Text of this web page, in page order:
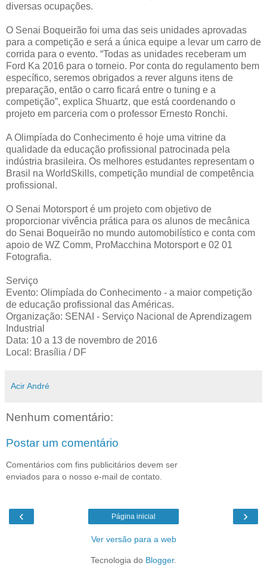
diversas ocupações.
O Senai Boqueirão foi uma das seis unidades aprovadas
para a competição e será a única equipe a levar um carro de
corrida para o evento. “Todas as unidades receberam um
Ford Ka 2016 para o torneio. Por conta do regulamento bem
específico, seremos obrigados a rever alguns itens de
preparação, então o carro ficará entre o tuning e a
competição”, explica Shuartz, que está coordenando o
projeto em parceria com o professor Ernesto Ronchi.
A Olimpíada do Conhecimento é hoje uma vitrine da
qualidade da educação profissional patrocinada pela
indústria brasileira. Os melhores estudantes representam o
Brasil na WorldSkills, competição mundial de competência
profissional.
O Senai Motorsport é um projeto com objetivo de
proporcionar vivência prática para os alunos de mecânica
do Senai Boqueirão no mundo automobilístico e conta com
apoio de WZ Comm, ProMacchina Motorsport e 02 01
Fotografia.
Serviço
Evento: Olimpíada do Conhecimento - a maior competição
de educação profissional das Américas.
Organização: SENAI - Serviço Nacional de Aprendizagem
Industrial
Data: 10 a 13 de novembro de 2016
Local: Brasília / DF
Acir André
Nenhum comentário:
Postar um comentário
Comentários com fins publicitários devem ser
enviados para o nosso e-mail de contato.
‹ ›
Página inicial
Ver versão para a web
Tecnologia do Blogger.